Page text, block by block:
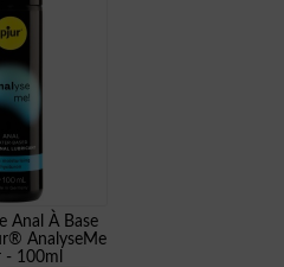
Anal À Base
AnalyseMe
- 100ml